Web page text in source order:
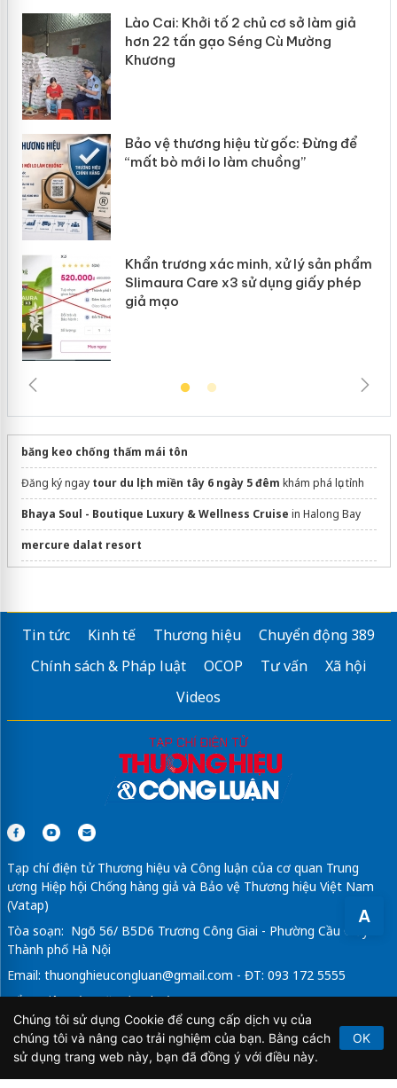
A
Lào Cai: Khởi tố 2 chủ cơ sở làm giả
hơn 22 tấn gạo Séng Cù Mường
Khương
Bảo vệ thương hiệu từ gốc: Đừng để
“mất bò mới lo làm chuồng”
Khẩn trương xác minh, xử lý sản phẩm
Slimaura Care x3 sử dụng giấy phép
giả mạo
băng keo chống thấm mái tôn
Đăng ký ngay tour du lịch miền tây 6 ngày 5 đêm khám phá lục tỉnh
Bhaya Soul - Boutique Luxury & Wellness Cruise in Halong Bay
mercure dalat resort
Tin tức Kinh tế Thương hiệu
Chuyển động 389
Chính sách & Pháp luật
OCOP Tư vấn
Xã hội
Videos
Tạp chí điện tử Thương hiệu và Công luận của cơ quan Trung
ương Hiệp hội Chống hàng giả và Bảo vệ Thương hiệu Việt Nam
(Vatap)
Tòa soạn: Ngõ 56/ B5D6 Trương Công Giai - Phường Cầu Giấy -
Thành phố Hà Nội
Email: thuonghieucongluan@gmail.com - ĐT: 093 172 5555
Tổng Biên Tập: Vũ Đức Thuận
Giấy phép hoạt động báo chí điện tử số 64/GP-BTTTT do Bộ
Thông tin và Truyền thông cấp ngày 21/2/2020.
Chúng tôi sử dụng Cookie để cung cấp dịch vụ của
chúng tôi và nâng cao trải nghiệm của bạn. Bằng cách
sử dụng trang web này, bạn đã đồng ý với điều này.
OK